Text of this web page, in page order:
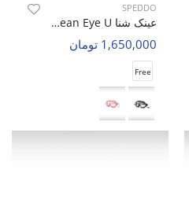
SPEDDO
عینک شنا Unisex Speddo Ocean Eye U
1,650,000 تومان
Free